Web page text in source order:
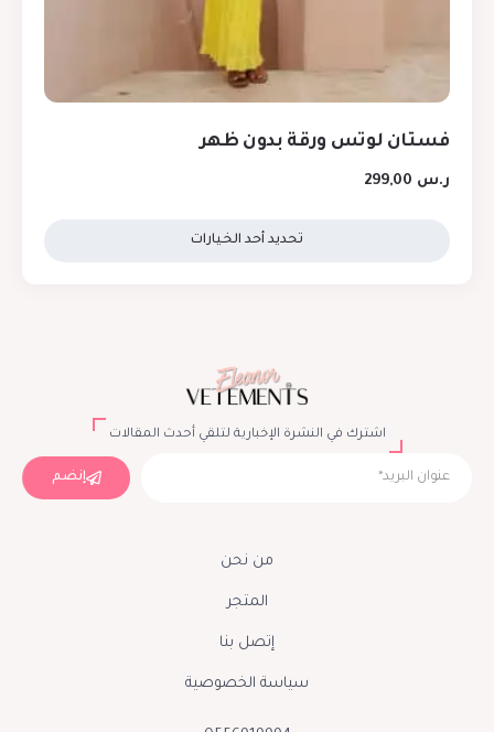
فستان لوتس ورقة بدون ظهر
ر.س
تحديد أحد الخيارات
اشترك في النشرة الإخبارية لتلقي أحدث المقالات
إنضم
من نحن
المتجر
إتصل بنا
سياسة الخصوصية